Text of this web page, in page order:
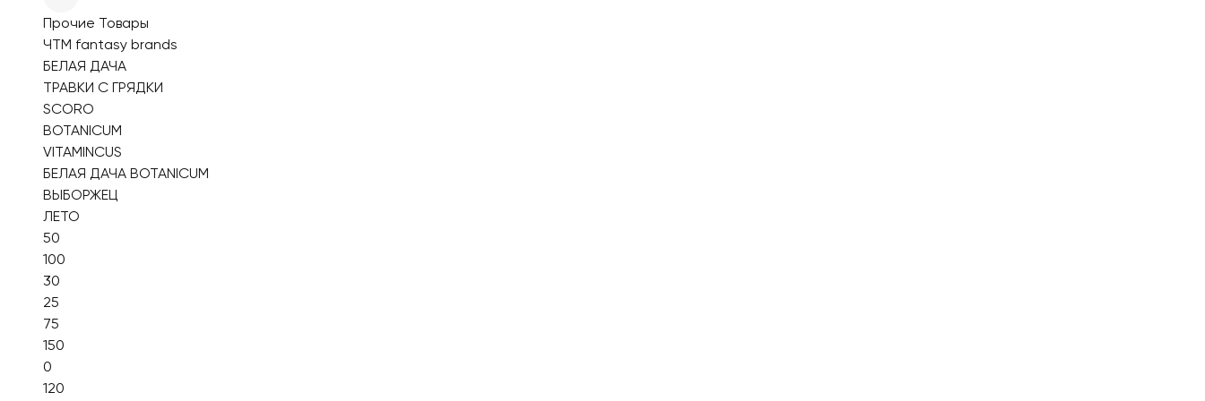
Прочие Товары
ЧТМ fantasy brands
БЕЛАЯ ДАЧА
ТРАВКИ С ГРЯДКИ
SCORO
BOTANICUM
VITAMINCUS
БЕЛАЯ ДАЧА BOTANICUM
ВЫБОРЖЕЦ
ЛЕТО
50
100
30
25
75
150
0
120